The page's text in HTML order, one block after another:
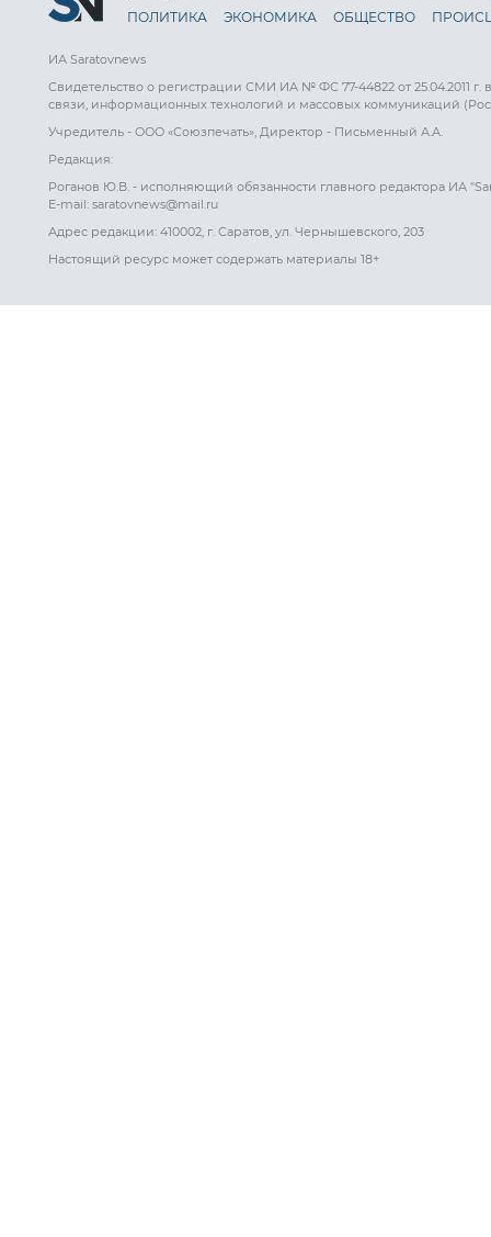
ПОЛИТИКА ЭКОНОМИКА ОБЩЕСТВО
ИА Saratovnews
Свидетельство о регистрации СМИ ИА № ФС 77-44822 от 25.04.2011
связи, информационных технологий и массовых коммуникаций
Учредитель - ООО «Союзпечать», Директор - Письменный А.А.
Редакция:
Роганов Ю.В. - исполняющий обязанности главного редактора ИА
E-mail: saratovnews@mail.ru
Адрес редакции: 410002, г. Саратов, ул. Чернышевского, 203
Настоящий ресурс может содержать материалы 18+